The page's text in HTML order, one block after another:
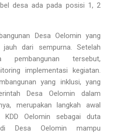
desa ada pada posisi 1, 2
Desa Oelomin yang
dari sempurna. Setelah
pembangunan tersebut,
implementasi kegiatan.
yang inklusi, yang
Desa Oelomin dalam
merupakan langkah awal
KDD Oelomin sebagai duta
Desa Oelomin mampu